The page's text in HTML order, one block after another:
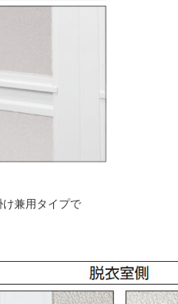
兼用タイプで